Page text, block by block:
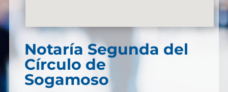
Notaría Segunda del
Círculo de
Sogamoso